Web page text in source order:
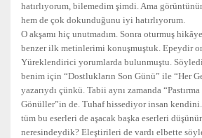
hatırlıyorum, bilemedim şimdi. Ama
hem de çok dokunduğunu iyi hatırlıyorum.
O akşamı hiç unutmadım. Sonra oturmuş
benzer ilk metinlerimi konuşmuştuk. Epeydir
Yüreklendirici yorumlarda bulunmuştu.
benim için “Dostlukların Son Günü” ile “Her
yazarıydı çünkü. Tabii aynı zamanda
Gönüller”in de. Tuhaf hissediyor insan kendini.
tüm bu eserleri de aşacak başka eserleri
neresindeydik? Eleştirileri de vardı elbette